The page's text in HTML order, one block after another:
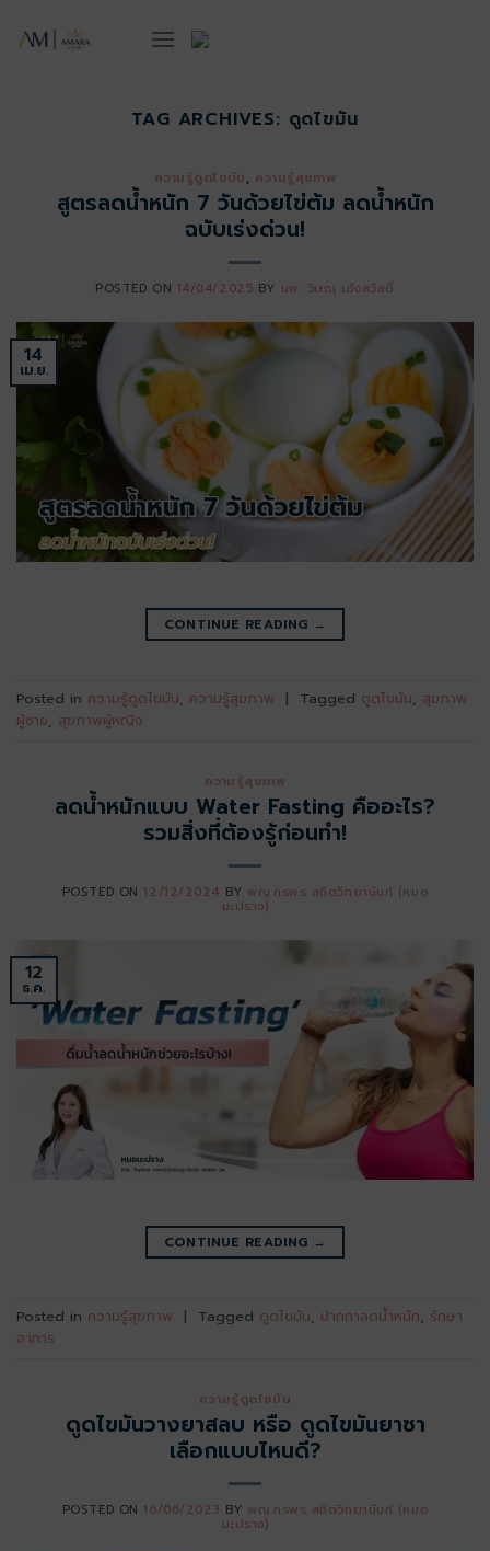
TAG ARCHIVES: ดูดไขมัน
ความรู้ดูดไขมัน, ความรู้สุขภาพ
สูตรลดน้ำหนัก 7 วันด้วยไข่ต้ม ลดน้ำหนัก
ฉบับเร่งด่วน!
POSTED ON 14/04/2025 BY นพ. วิษณุ เฮ้งสวัสดิ์
14
เม.ย.
CONTINUE READING →
Posted in ความรู้ดูดไขมัน, ความรู้สุขภาพ | Tagged ดูดไขมัน, สุขภาพ
ผู้ชาย, สุขภาพผู้หญิง
ความรู้สุขภาพ
ลดน้ำหนักแบบ Water Fasting คืออะไร?
รวมสิ่งที่ต้องรู้ก่อนทำ!
POSTED ON 12/12/2024 BY พญ.กรพร สถิตวิทยานันท์ (หมอ
มะปราง)
12
ธ.ค.
CONTINUE READING →
Posted in ความรู้สุขภาพ | Tagged ดูดไขมัน, ปากกาลดน้ำหนัก, รักษา
อาการ
ความรู้ดูดไขมัน
ดูดไขมันวางยาสลบ หรือ ดูดไขมันยาชา
เลือกแบบไหนดี?
POSTED ON 16/06/2023 BY พญ.กรพร สถิตวิทยานันท์ (หมอ
มะปราง)